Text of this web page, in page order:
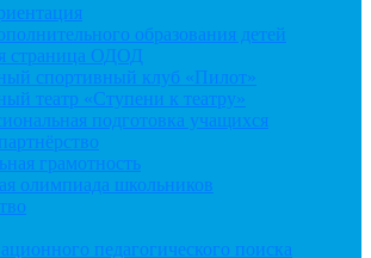
образования детей
страница ОДОД
спортивный клуб «Пилот»
театр «Ступени к театру»
подготовка учащихся
грамотность
олимпиада школьников
педагогического поиска